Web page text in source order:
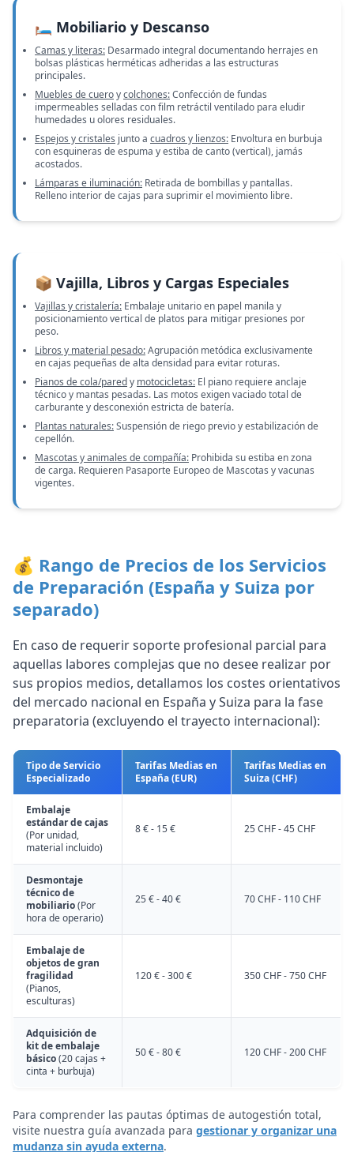
🛏️ Mobiliario y Descanso
Camas y literas: Desarmado integral documentando herrajes en
bolsas plásticas herméticas adheridas a las estructuras
principales.
Muebles de cueroycolchones:Confección de fundas
impermeables selladas con film retráctil ventilado para eludir
humedades u olores residuales.
Espejos y cristales junto a cuadros y lienzos: Envoltura en burbuja
con esquineras de espuma y estiba de canto (vertical), jamás
acostados.
Lámparas e iluminación: Retirada de bombillas y pantallas.
Relleno interior de cajas para suprimir el movimiento libre.
📦 Vajilla, Libros y Cargas Especiales
Vajillas y cristalería: Embalaje unitario en papel manila y
posicionamiento vertical de platos para mitigar presiones por
peso.
Libros y material pesado:Agrupación metódica exclusivamente
en cajas pequeñas de alta densidad para evitar roturas.
Pianos de cola/paredy motocicletas: El piano requiere anclaje
técnico y mantas pesadas. Las motos exigen vaciado total de
carburante y desconexión estricta de batería.
Plantas naturales:Suspensión de riego previo y estabilización de
cepellón.
Mascotas y animales de compañía: Prohibida su estiba en zona
de carga. Requieren Pasaporte Europeo de Mascotas y vacunas
vigentes.
💰 Rango de Precios de los Servicios
de Preparación (España y Suiza por
separado)
En caso de requerir soporte profesional parcial para
aquellas labores complejas que no desee realizar por
sus propios medios, detallamos los costes orientativos
del mercado nacional en España y Suiza para la fase
preparatoria (excluyendo el trayecto internacional):
Tipo de Servicio
Especializado
Tarifas Medias en
España (EUR)
Tarifas Medias en
Suiza (CHF)
Embalaje
estándar de cajas
(Por unidad,
material incluido)
8 € - 15 € 25 CHF - 45 CHF
Desmontaje
técnico de
mobiliario(Por
hora de operario)
25 € - 40 € 70 CHF - 110 CHF
Embalaje de
objetos de gran
fragilidad
(Pianos,
esculturas)
120 € - 300 € 350 CHF - 750 CHF
Adquisición de
kit de embalaje
básico(20 cajas +
cinta + burbuja)
50 € - 80 € 120 CHF - 200 CHF
Para comprender las pautas óptimas de autogestión total,
visite nuestra guía avanzada para gestionar y organizar una
mudanza sin ayuda externa.